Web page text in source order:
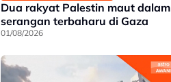
Dua rakyat Palestin maut dalam
serangan terbaharu di Gaza
01/08/2026